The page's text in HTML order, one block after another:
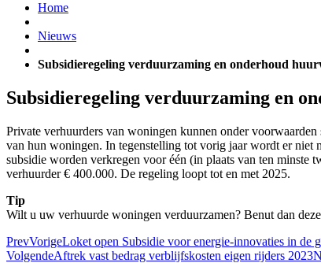
Home
Nieuws
Subsidieregeling verduurzaming en onderhoud
Subsidieregeling verduurzaming en
Private verhuurders van woningen kunnen onder
van hun woningen. In tegenstelling tot vorig jaar wordt er niet
subsidie worden verkregen voor één (in plaats van ten minste
verhuurder € 400.000. De regeling loopt tot en met 2025.
Tip
Wilt u uw verhuurde woningen verduurzamen? Benut dan
PrevVorigeLoket open Subsidie voor energie-innovaties in de
VolgendeAftrek vast bedrag verblijfskosten eigen rijders 2023